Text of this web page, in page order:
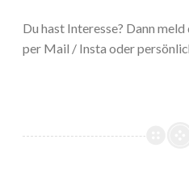
Du hast Interesse? Dann
per Mail / Insta oder